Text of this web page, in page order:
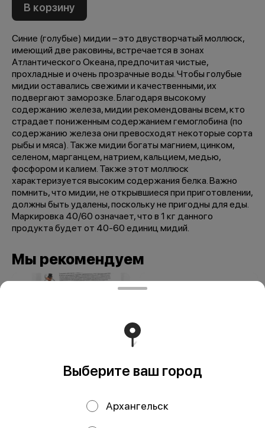
В корзину
Синие (голубые) мидии – это двустворчатый моллюск,
имеющий две раковины, встречается в зонах
Атлантического Океана, предпочитая чистые,
прохладные и очень прозрачные воды. Чтобы голубые
мидии оставались свежими и качественными, их
подвергают заморозке. Благодаря высокому
содержанию железа, мидии рекомендованы всем, кто
страдает пониженным содержанием гемоглобина (по
содержанию железа они превосходят некоторые сорта
рыбы и мяса). Также мидии богаты магнием, цинком,
селеном, марганцем, натрием, кальцием, медью,
фосфором и калием. Также этот моллюск
характеризуется высоким содержания белка. Важно
помнить, что мидии, не открывшиеся при приготовлении,
должны быть удалены, поскольку не пригодны для еды.
Маркировка 40/60 означает, что в 1 кг данного
продукта будет от 40-60 единиц мидий.
Мы рекомендуем
Заправка мидии в
сливочном соусе
Заправка для
пасты с треской в
Выберите ваш город
Архангельск